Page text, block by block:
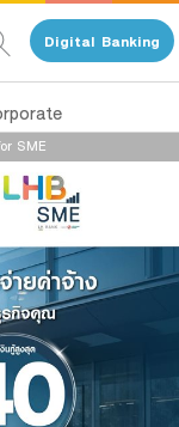
Digital Banking
TH
SME